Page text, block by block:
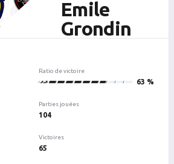
Emile
Grondin
Ratio de victoire
65 63 %
Parties jouées
104
Victoires
65